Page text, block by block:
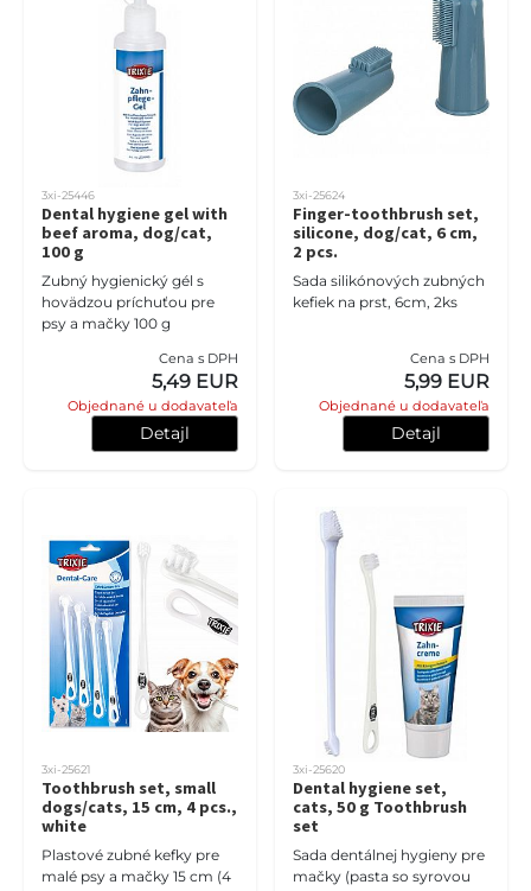
3xi-25446
Dental hygiene gel with
beef aroma, dog/cat,
100 g
Zubný hygienický gél s
hovädzou príchuťou pre
psy a mačky 100 g
Cena s DPH
5,49 EUR
Objednané u dodavateľa
Detajl
3xi-25624
Finger-toothbrush set,
silicone, dog/cat, 6 cm,
2 pcs.
Sada silikónových zubných
kefiek na prst, 6cm, 2ks
Cena s DPH
5,99 EUR
Objednané u dodavateľa
Detajl
3xi-25621
Toothbrush set, small
dogs/cats, 15 cm, 4 pcs.,
white
Plastové zubné kefky pre
malé psy a mačky 15 cm (4
3xi-25620
Dental hygiene set,
cats, 50 g Toothbrush
set
Sada dentálnej hygieny pre
mačky (pasta so syrovou